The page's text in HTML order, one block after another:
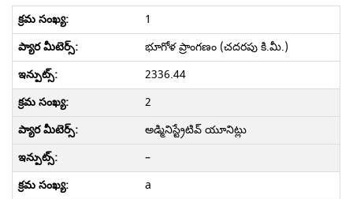
1
భూగోళ ప్రాంగణం (చదరపు కి.మీ.)
2336.44
2
అడ్మినిస్ట్రేటివ్ యూనిట్లు
–
a